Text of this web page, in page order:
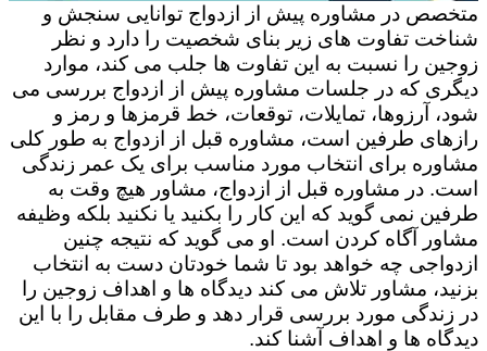
متخصص در مشاوره پیش از ازدواج توانایی سنجش و
شناخت تفاوت های زیر بنای شخصیت را دارد و نظر
زوجین را نسبت به این تفاوت ها جلب می کند، موارد
دیگری که در جلسات مشاوره پیش از ازدواج بررسی می
شود، آرزوها، تمایلات، توقعات، خط قرمزها و رمز و
رازهای طرفین است، مشاوره قبل از ازدواج به طور کلی
مشاوره برای انتخاب مورد مناسب برای یک عمر زندگی
است. در مشاوره قبل از ازدواج، مشاور هیچ وقت به
طرفین نمی گوید که این کار را بکنید یا نکنید بلکه وظیفه
مشاور آگاه کردن است. او می گوید که نتیجه چنین
ازدواجی چه خواهد بود تا شما خودتان دست به انتخاب
بزنید، مشاور تلاش می کند دیدگاه ها و اهداف زوجین را
در زندگی مورد بررسی قرار دهد و طرف مقابل را با این
دیدگاه ها و اهداف آشنا کند.